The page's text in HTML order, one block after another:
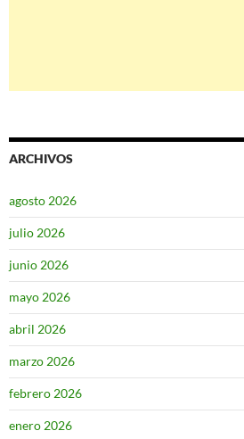
ARCHIVOS
agosto 2026
julio 2026
junio 2026
mayo 2026
abril 2026
marzo 2026
febrero 2026
enero 2026